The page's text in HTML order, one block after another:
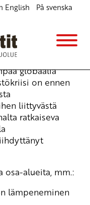
English På svenska
globaalia
on ennen
liittyvästä
ratkaiseva
alueita, mm.:
lämpeneminen